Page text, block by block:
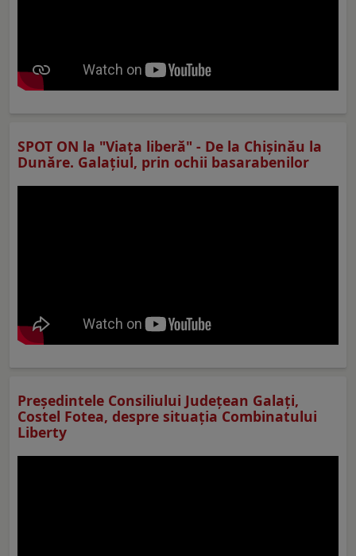
SPOT ON la "Viaţa liberă" - De la Chișinău la
Dunăre. Galațiul, prin ochii basarabenilor
Preşedintele Consiliului Judeţean Galaţi,
Costel Fotea, despre situaţia Combinatului
Liberty